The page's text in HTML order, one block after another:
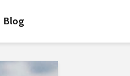
Blog